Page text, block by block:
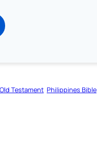
Old Testament Philippines Bible